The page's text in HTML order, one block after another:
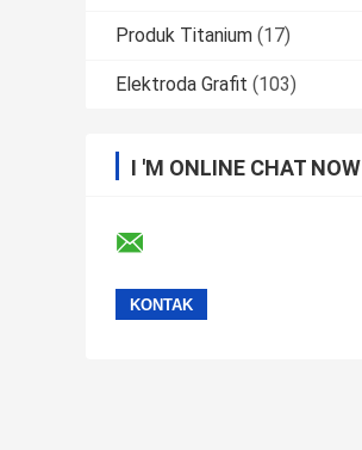
Produk Titanium (17)
Elektroda Grafit (103)
I 'M ONLINE CHAT NOW